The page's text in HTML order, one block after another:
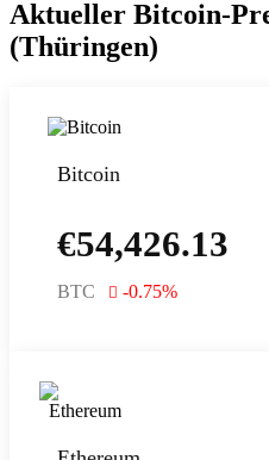
Aktueller Bitcoin-
(Thüringen)
Bitcoin
€54,426.13
BTC -0.75%